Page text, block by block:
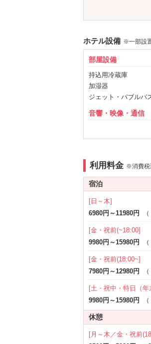
その他、メ
1時
ホテル設備 ※一部設
部屋設備
持込用冷蔵庫
加湿器
ジェット・バブルバ
音響・映像・通信
Android充電器 ※一部
アメニティ
セレクトシャンプー
コスプレ ※一部
部屋タイプ
サービス
ルームサービス
利用料金 ※消費税
宿泊
[日～木]
6980円～11980円
（
[金・祝前(~18:00]
9980円～15980円
（
[金・祝前(18:00~]
7980円～12980円
（
[土・祝中・特日（
9980円～15980円
（
休憩
[月～木／金・祝前